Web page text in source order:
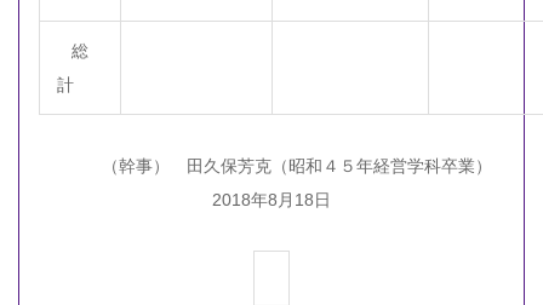
総
計
（幹事） 田久保芳克（昭和４５年経営学科卒業）
2018年8月18日